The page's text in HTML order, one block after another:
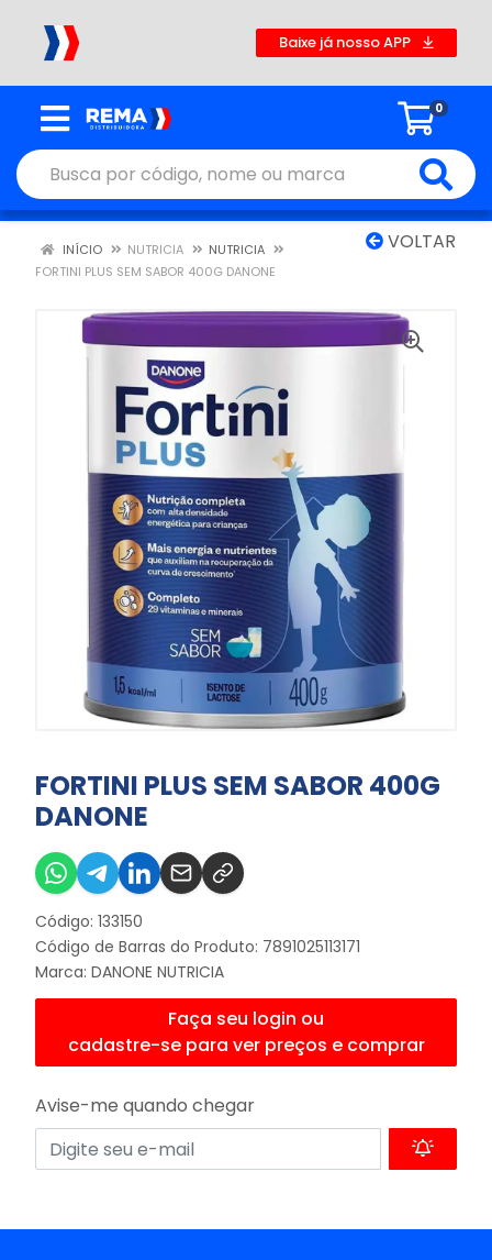
Baixe já nosso APP
0
VOLTAR
INÍCIO NUTRICIA
NUTRICIA
FORTINI PLUS SEM SABOR 400G DANONE
FORTINI PLUS SEM SABOR 400G
DANONE
Código: 133150
Código de Barras do Produto: 7891025113171
Marca: DANONE NUTRICIA
Faça seu login ou
cadastre-se para ver preços e comprar
Avise-me quando chegar